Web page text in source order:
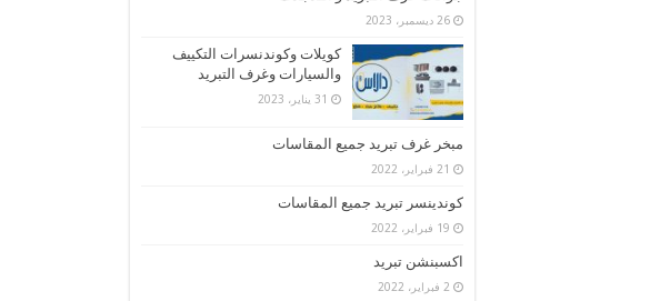
26 ديسمبر، 2023
كويلات وكوندنسرات التكييف
والسيارات وغرف التبريد
31 يناير، 2023
مبخر غرف تبريد جميع المقاسات
21 فبراير، 2022
كوندينسر تبريد جميع المقاسات
19 فبراير، 2022
اكسبنشن تبريد
2 فبراير، 2022